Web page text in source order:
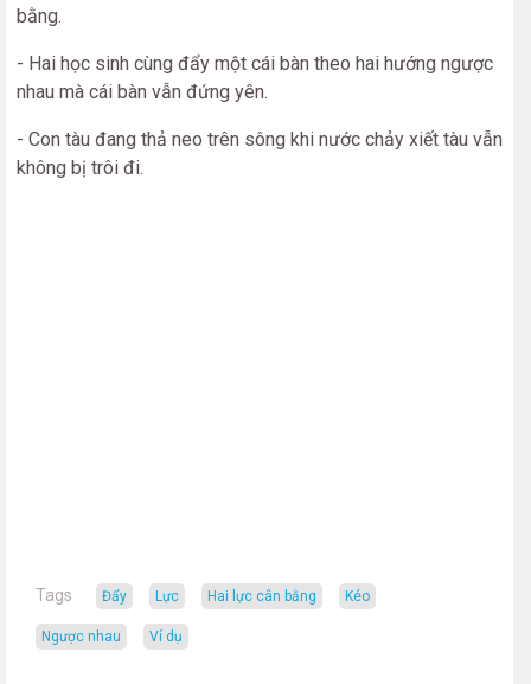
bằng.
- Hai học sinh cùng đẩy một cái bàn theo hai hướng ngược
nhau mà cái bàn vẫn đứng yên.
- Con tàu đang thả neo trên sông khi nước chảy xiết tàu vẫn
không bị trôi đi.
Tags đẩy lực hai lực cân bằng kéo
ngược nhau ví dụ